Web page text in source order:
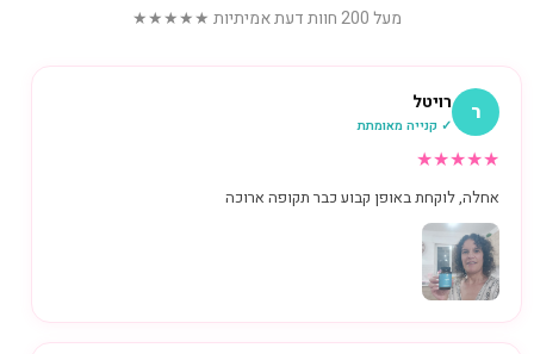
מעל 200 חוות דעת אמיתיות ★★★★★
ר רויטל
✓ קנייה מאומתת
★
★
★
★
★
אחלה, לוקחת באופן קבוע כבר תקופה ארוכה